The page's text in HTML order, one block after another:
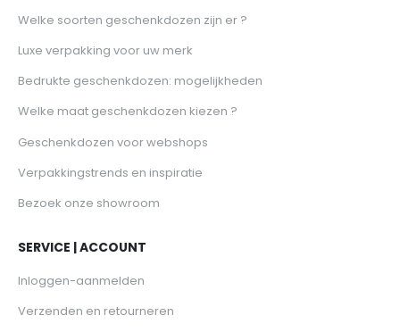
Welke soorten geschenkdozen zijn er ?
Luxe verpakking voor uw merk
Bedrukte geschenkdozen: mogelijkheden
Welke maat geschenkdozen kiezen ?
Geschenkdozen voor webshops
Verpakkingstrends en inspiratie
Bezoek onze showroom
SERVICE | ACCOUNT
Inloggen-aanmelden
Verzenden en retourneren